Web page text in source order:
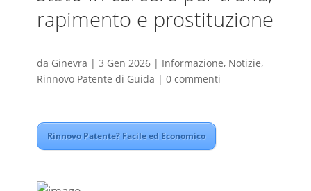
rapimento e prostituzione
da Ginevra | 3 Gen 2026| Informazione, Notizie,
Rinnovo Patente di Guida | 0 commenti
Rinnovo Patente? Facile ed Economico